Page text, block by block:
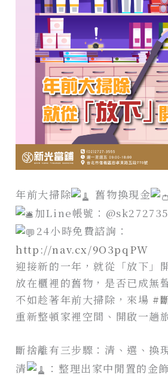
年前大掃除
舊物換現金
加Line帳號：
24小時免費諮詢：
http://nav.cx/9O3pqPW
迎接新的一年，就從「放下」
放在櫃裡的舊物，是否已成無
不如趁著年前大掃除，來場 #
重新整頓家裡空間、開啟一趟
斷捨離有三步驟：清、選、換
清
：整理出家中閒置的金